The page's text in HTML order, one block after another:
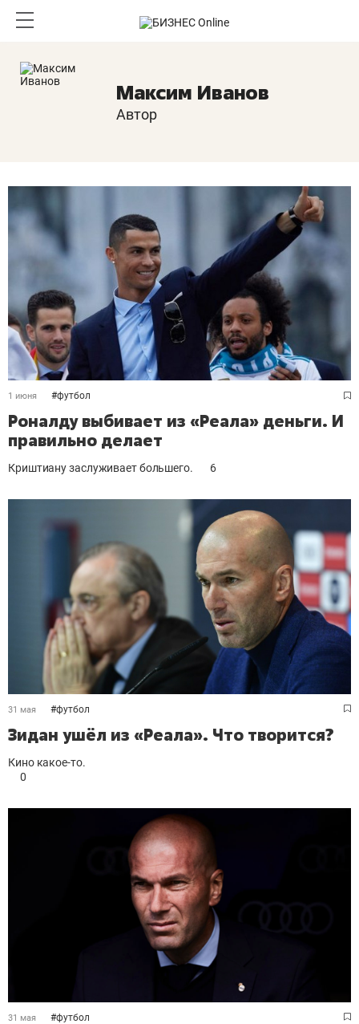
Максим Иванов
Автор
1 июня #футбол
Роналду выбивает из «Реала» деньги. И
правильно делает
Криштиану заслуживает большего. 6
31 мая #футбол
Зидан ушёл из «Реала». Что творится?
Кино какое-то.
0
31 мая #футбол